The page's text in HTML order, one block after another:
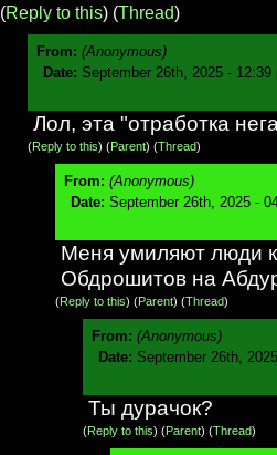
(Reply to this) (Thread)
From: (Anonymous)
Date: September 26th, 2025 - 12:39
Лол, эта "отработка
(Reply to this) (Parent) (Thread)
From: (Anonymous)
Date: September 26th, 2025 -
Меня умиляют люди
Обдрошитов на
(Reply to this) (Parent) (Thread)
From: (Anonymous)
Date: September 26th,
Ты дурачок?
(Reply to this) (Parent) (Thread)